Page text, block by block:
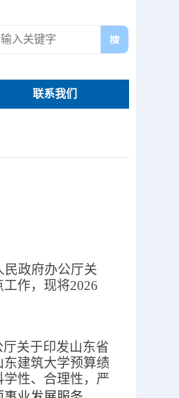
联系我们
民政府办公厅关
作，现将2026
关于印发山东省
建筑大学预算绩
性、合理性，严